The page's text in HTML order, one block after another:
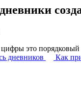
это порядковый
дневников Как